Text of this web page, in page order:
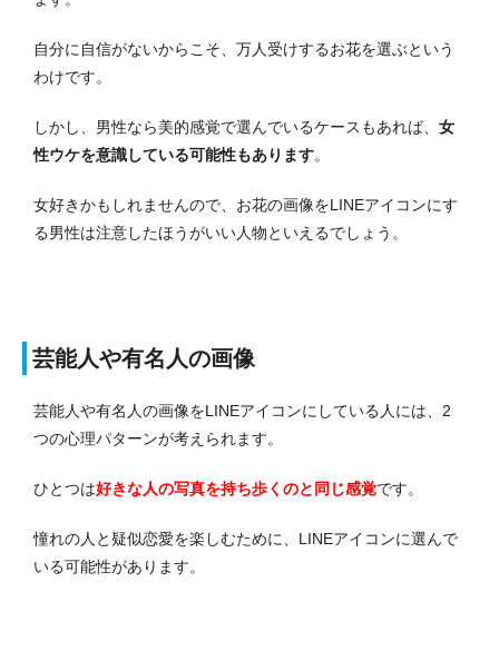
自分に自信がないからこそ、万人受けするお花を選ぶという
わけです。
しかし、男性なら美的感覚で選んでいるケースもあれば、 女
性ウケを意識している可能性もあります。
女好きかもしれませんので、お花の画像をLINEアイコンにす
る男性は注意したほうがいい人物といえるでしょう。
芸能人や有名人の画像
芸能人や有名人の画像をLINEアイコンにしている人には、2
つの心理パターンが考えられます。
ひとつは好きな人の写真を持ち歩くのと同じ感覚です。
憧れの人と疑似恋愛を楽しむために、LINEアイコンに選んで
いる可能性があります。